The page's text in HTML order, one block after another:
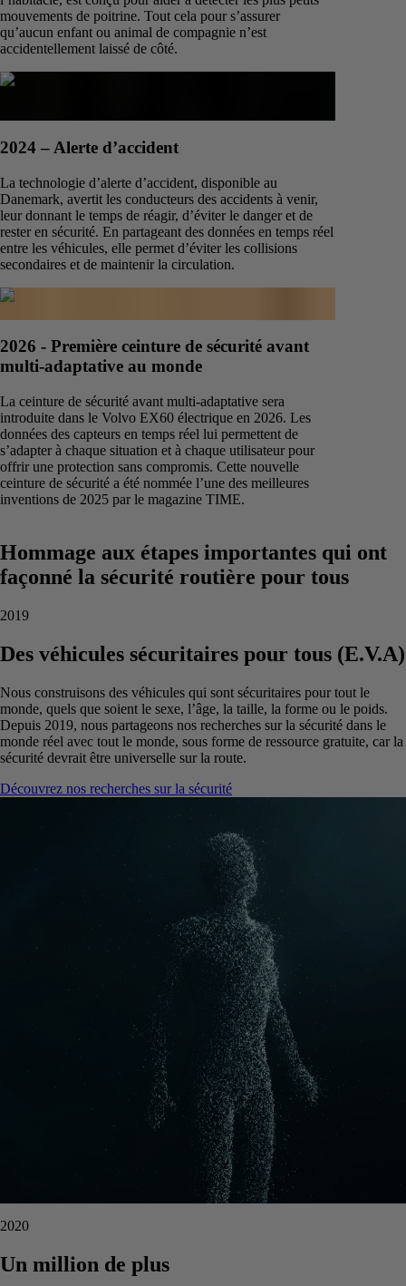
mouvements de poitrine. Tout cela pour s’assurer
qu’aucun enfant ou animal de compagnie n’est
accidentellement laissé de côté.
2024 – Alerte d’accident
La technologie d’alerte d’accident, disponible au
Danemark, avertit les conducteurs des accidents à venir,
leur donnant le temps de réagir, d’éviter le danger et de
rester en sécurité. En partageant des données en temps réel
entre les véhicules, elle permet d’éviter les collisions
secondaires et de maintenir la circulation.
2026 - Première ceinture de sécurité avant
multi-adaptative au monde
La ceinture de sécurité avant multi-adaptative sera
introduite dans le Volvo EX60 électrique en 2026. Les
données des capteurs en temps réel lui permettent de
s’adapter à chaque situation et à chaque utilisateur pour
offrir une protection sans compromis. Cette nouvelle
ceinture de sécurité a été nommée l’une des meilleures
inventions de 2025 par le magazine TIME.
Hommage aux étapes importantes qui ont
façonné la sécurité routière pour tous
2019
Des véhicules sécuritaires pour tous (E.V.A)
Nous construisons des véhicules qui sont sécuritaires pour tout le
monde, quels que soient le sexe, l’âge, la taille, la forme ou le poids.
Depuis 2019, nous partageons nos recherches sur la sécurité dans le
monde réel avec tout le monde, sous forme de ressource gratuite, car la
sécurité devrait être universelle sur la route.
Découvrez nos recherches sur la sécurité
2020
Un million de plus